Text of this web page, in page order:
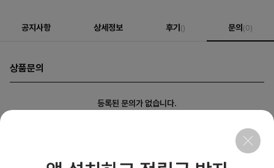
공지사항 상세정보 후기() 문의(0)
상품문의
등록된 문의가 없습니다.